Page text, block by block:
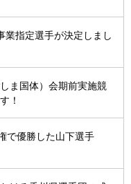
業指定選手が決定しまし
ま国体）会期前実施競
！
で優勝した山下選手